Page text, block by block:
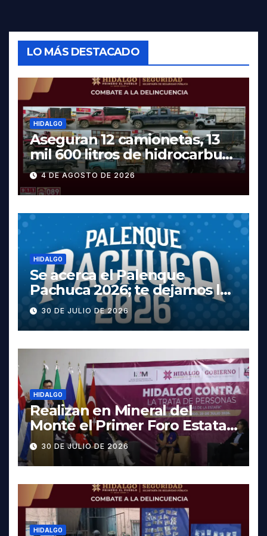
LO MÁS DESTACADO
HIDALGO
Aseguran 12 camionetas, 13
mil 600 litros de hidrocarburo
y dos vehículos robados en
Tula
4 DE AGOSTO DE 2026
HIDALGO
Se acerca el Palenque
Pachuca 2026; te dejamos la
cartelera completa, las
fechas y los precios
30 DE JULIO DE 2026
HIDALGO
Realizan en Mineral del
Monte el Primer Foro Estatal
contra la Trata de Personas
30 DE JULIO DE 2026
HIDALGO